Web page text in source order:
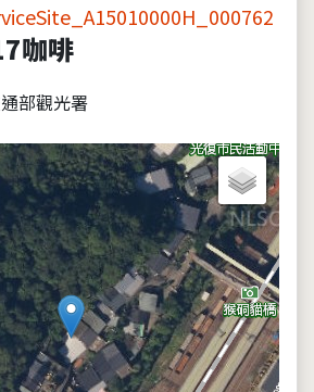
咖啡
部觀光署